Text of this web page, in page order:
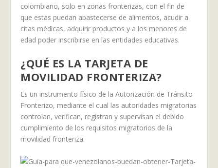
colombiano, solo en zonas fronterizas, con el fin de
que estas puedan abastecerse de alimentos, acudir a
citas médicas, adquirir productos y a los menores de
edad poder inscribirse en las entidades educativas.
¿QUÉ ES LA TARJETA DE
MOVILIDAD FRONTERIZA?
Es un instrumento físico de la Autorización de Tránsito
Fronterizo, mediante el cual las autoridades migratorias
controlan, verifican, registran y supervisan el debido
cumplimiento de los requisitos migratorios de la
movilidad fronteriza.